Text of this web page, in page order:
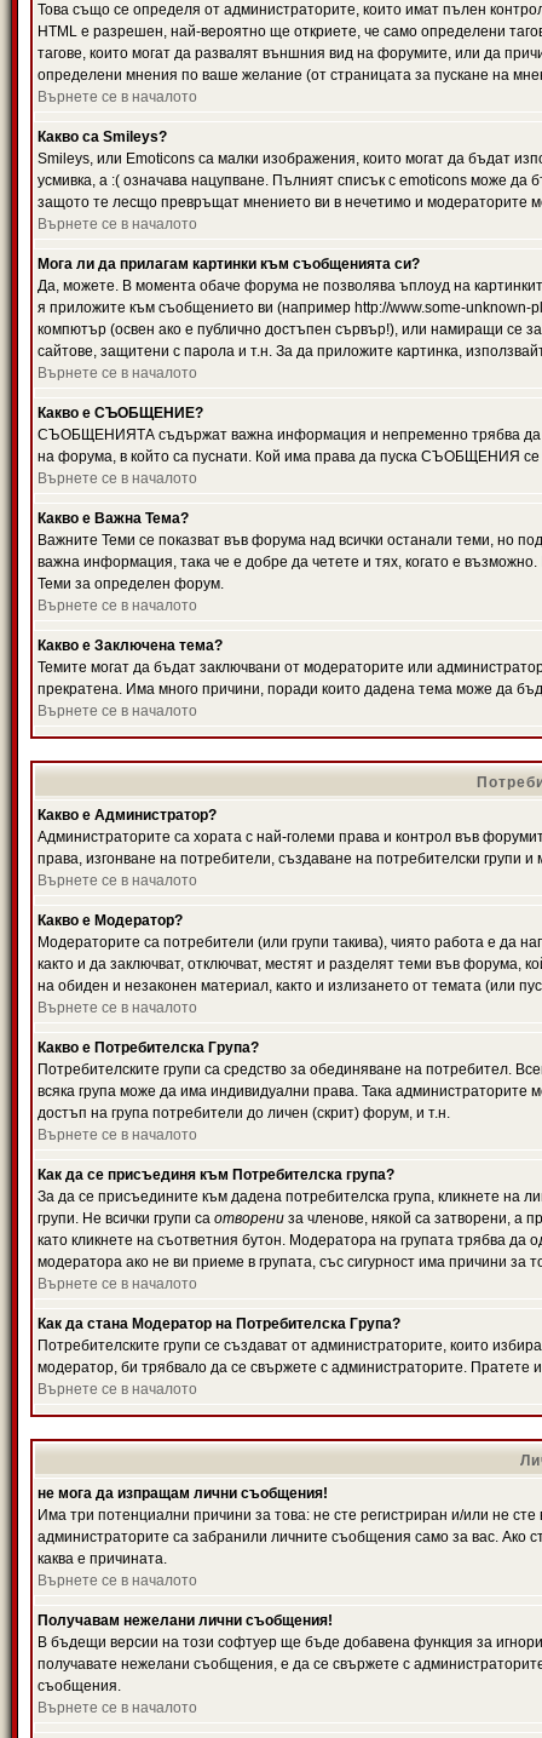
Това също се определя от администраторите, които имат пълен
HTML е разрешен, най-вероятно ще откриете, че само определени
тагове, които могат да развалят външния вид на форумите, или да
определени мнения по ваше желание (от страницата за пускане на
Върнете се в началото
Какво са Smileys?
Smileys, или Emoticons са малки изображения, които могат да бъдат
усмивка, а :( означава нацупване. Пълният списък с emoticons може да
защото те лесщо превръщат мнението ви в нечетимо и модераторите
Върнете се в началото
Мога ли да прилагам картинки към съобщенията си?
Да, можете. В момента обаче форума не позволява ъплоуд на
я приложите към съобщението ви (например http://www.some-
компютър (освен ако е публично достъпен сървър!), или намиращи се
сайтове, защитени с парола и т.н. За да приложите картинка,
Върнете се в началото
Какво е СЪОБЩЕНИЕ?
СЪОБЩЕНИЯТА съдържат важна информация и непременно трябва да
на форума, в който са пуснати. Кой има права да пуска СЪОБЩЕНИЯ се
Върнете се в началото
Какво е Важна Тема?
Важните Теми се показват във форума над всички останали теми,
важна информация, така че е добре да четете и тях, когато е
Теми за определен форум.
Върнете се в началото
Какво е Заключена тема?
Темите могат да бъдат заключвани от модераторите или
прекратена. Има много причини, поради които дадена тема може да
Върнете се в началото
Какво е Администратор?
Администраторите са хората с най-големи права и контрол във
права, изгонване на потребители, създаване на потребителски групи
Върнете се в началото
Какво е Модератор?
Модераторите са потребители (или групи такива), чиято работа е да
както и да заключват, отключват, местят и разделят теми във форума,
на обиден и незаконен материал, както и излизането от темата (или
Върнете се в началото
Какво е Потребителска Група?
Потребителските групи са средство за обединяване на потребител.
всяка група може да има индивидуални права. Така
достъп на група потребители до личен (скрит) форум, и т.н.
Върнете се в началото
Как да се присъединя към Потребителска група?
За да се присъедините към дадена потребителска група, кликнете на
групи. Не всички групи са отворени за членове, някой са затворени, а
като кликнете на съответния бутон. Модератора на групата трябва
модератора ако не ви приеме в групата, със сигурност има причини за
Върнете се в началото
Как да стана Модератор на Потребителска Група?
Потребителските групи се създават от администраторите, които
модератор, би трябвало да се свържете с администраторите.
Върнете се в началото
не мога да изпращам лични съобщения!
Има три потенциални причини за това: не сте регистриран и/или не
администраторите са забранили личните съобщения само за вас. Ако
каква е причината.
Върнете се в началото
Получавам нежелани лични съобщения!
В бъдещи версии на този софтуер ще бъде добавена функция за
получавате нежелани съобщения, е да се свържете с
съобщения.
Върнете се в началото